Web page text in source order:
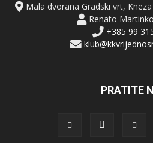
Mala dvorana Gradski vrt,
Renato
+385 99
PRATITE